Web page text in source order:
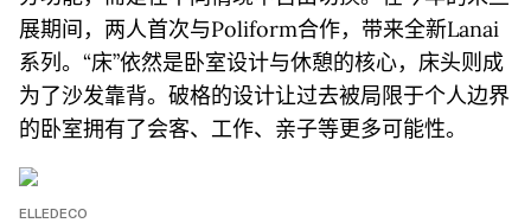
展期间，两人首次与Poliform合作，带来全新Lanai
系列。“床”依然是卧室设计与休憩的核心，床头则成
为了沙发靠背。破格的设计让过去被局限于个人边界
的卧室拥有了会客、工作、亲子等更多可能性。
ELLEDECO